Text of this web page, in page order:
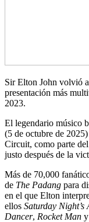
Sir Elton John volvió
presentación más
2023.
El legendario músico
(5 de octubre de
Circuit, como parte
justo después de la
Más de 70,000
de The Padang para
en el que Elton
ellos Saturday
Dancer, Rocket Man y